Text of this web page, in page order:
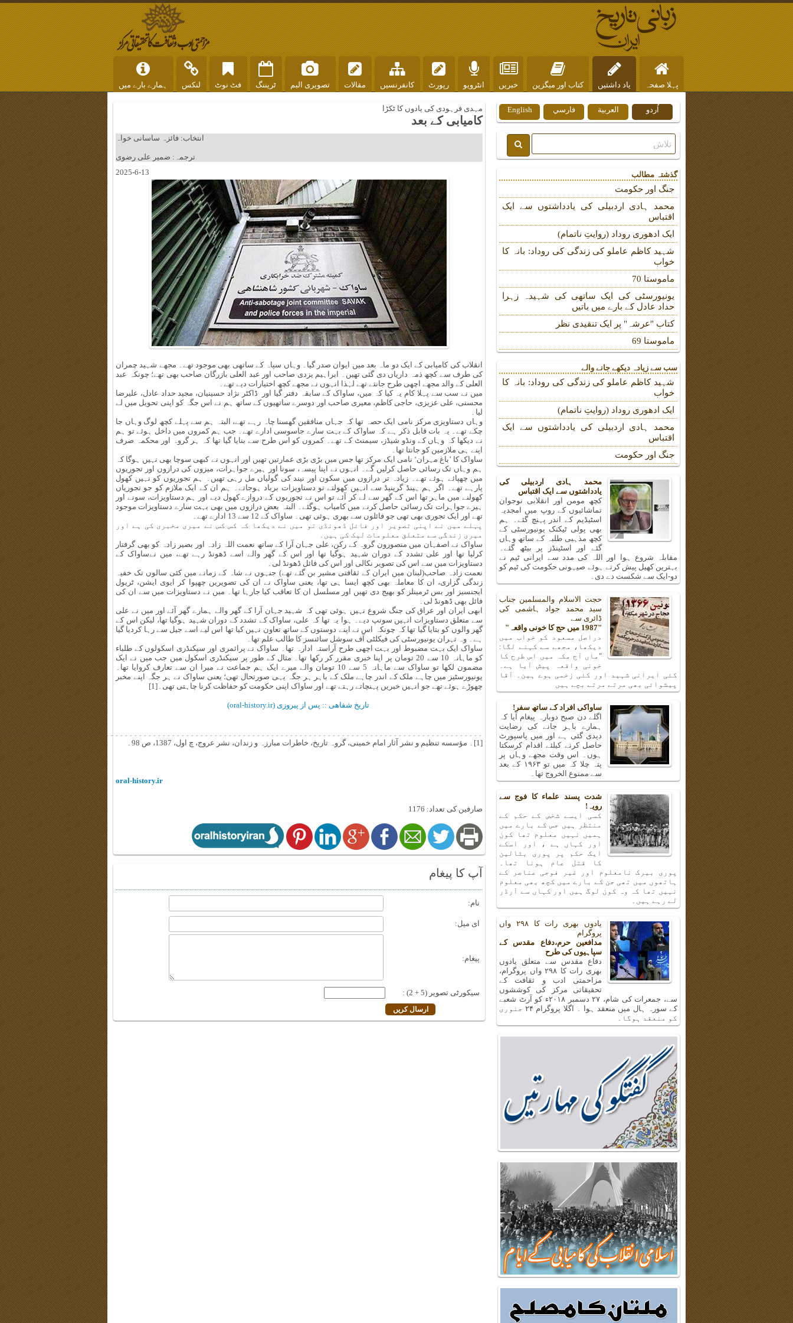
پہلا صفحہ یاد داشتیں کتاب اور میگزین خبریں انٹرویو رپورٹ کانفرنسیں مقالات تصویری البم ٹریننگ فٹ نوٹ لنکس ہمارے بارے میں
مہدی فرہودی کی یادوں کا ٹکڑا
کامیابی کے بعد
انتخاب: فائزہ ساسانی خواہ
ترجمہ: ضمیر علی رضوی
2025-6-13
انقلاب کی کامیابی کے ایک دو ماہ بعد میں ایوان صدر گیا۔ وہاں سپاہ کے ساتھی بھی موجود تھے۔ مجھے شہید چمران
کی طرف سے کچھ ذمہ داریاں دی گئی تھیں۔ ابراہیم یزدی صاحب اور عبد العلی بازرگان صاحب بھی تھے؛ چونکہ عبد
العلی کے والد مجھے اچھی طرح جانتے تھے لہٰذا انہوں نے مجھے کچھ اختیارات دیے تھے۔
میں نے سب سے پہلا کام یہ کیا کہ میں، ساواک کے سابقہ دفتر گیا اور ڈاکٹر نژاد حسینیان، مجید حداد عادل، علیرضا
محسنی، علی عزیزی، حاجی کاظم، معیری صاحب اور دوسرے ساتھیوں کے ساتھ ہم نے اس جگہ کو اپنی تحویل میں لے
لیا۔
وہاں دستاویزی مرکز نامی ایک حصہ تھا کہ جہاں منافقین گھسنا چاہ رہے تھے، البتہ ہم سے پہلے کچھ لوگ وہاں جا
چکے تھے۔ یہ بات قابل ذکر ہے کہ ساواک کے بہت سارے جاسوسی ادارے تھے۔ جب ہم کمروں میں داخل ہوئے تو ہم
نے دیکھا کہ وہاں کے ونڈو شیڈز، سیمنٹ کے تھے۔ کمروں کو اس طرح سے بنایا گیا تھا کہ ہر گروہ اور محکمہ صرف
اپنے ہی ملازمین کو جانتا تھا۔
ساواک کا ’باغ مہران‘ نامی ایک مرکز تھا جس میں بڑی بڑی عمارتیں تھیں اور انہوں نے کبھی سوچا بھی نہیں ہوگا کہ
ہم وہاں تک رسائی حاصل کرلیں گے۔ انہوں نے اپنا پیسہ، سونا اور ہیرے جواہرات، میزوں کی درازوں اور تجوریوں
میں چھپائے ہوئے تھے۔ زیادہ تر درازوں میں سکون اور نیند کی گولیاں مل رہی تھیں۔ ہم تجوریوں کو نہیں کھول
پارہے تھے۔ اگر ہم ہینڈ گرینیڈ سے انہیں کھولتے تو دستاویزات برباد ہوجاتے۔ ہم ان کے ایک ملازم کو جو تجوریاں
کھولنے میں ماہر تھا اس کے گھر سے لے کر آئے تو اس نے تجوریوں کے دروازے کھول دیے اور ہم دستاویزات، سونے اور
ہیرے جواہرات تک رسائی حاصل کرنے میں کامیاب ہوگئے۔ البتہ بعض درازوں میں بھی بہت سارے دستاویزات موجود
تھے اور ایک تجوری بھی تھی جو فائلوں سے بھری ہوئی تھی۔ ساواک کے 12 سے 13 ادارے تھے۔
پہلے میں نے اپنی تصویر اور فائل ڈھونڈی تو میں نے دیکھا کہ کس کس نے میری مخبری کی ہے اور
میری زندگی سے متعلق معلومات لیک کی ہیں۔
ساواک نے اصفہان میں منصورون گروہ کے رکن، علی جہان آرا کے ساتھ نعمت اللہ زادہ اور بصیر زادہ کو بھی گرفتار
کرلیا تھا اور علی تشدد کے دوران شہید ہوگیا تھا اور اس کے گھر والے اسے ڈھونڈ رہے تھے، میں نےساواک کے
دستاویزات میں سے اس کی تصویر نکالی اور اس کی فائل ڈھونڈ لی۔
نعمت زادہ صاحب(لبنان میں ایران کے ثقافتی مشیر بن گئے تھے) جنہوں نے شاہ کے زمانے میں کئی سالوں تک خفیہ
زندگی گزاری، ان کا معاملہ بھی کچھ ایسا ہی تھا، یعنی ساواک نے ان کی تصویریں چھپوا کر ایوی ایشن، ٹریول
ایجنسیز اور بس ٹرمینلز کو بھیج دی تھیں اور مسلسل ان کا تعاقب کیا جارہا تھا۔ میں نے دستاویزات میں سے ان کی
فائل بھی ڈھونڈ لی۔
ابھی ایران اور عراق کی جنگ شروع نہیں ہوئی تھی کہ شہید جہان آرا کے گھر والے ہمارے گھر آئے اور میں نے علی
سے متعلق دستاویزات انہیں سونپ دیے۔ ہوا یہ تھا کہ علی، ساواک کے تشدد کے دوران شہید ہوگیا تھا، لیکن اس کے
گھر والوں کو بتایا گیا تھا کہ چونکہ اس نے اپنے دوستوں کے ساتھ تعاون نہیں کیا تھا اس لیے اسے جیل سے رہا کردیا گیا
ہے۔ وہ تہران یونیورسٹی کی فیکلٹی آف سوشل سائنسز کا طالب علم تھا۔
ساواک ایک بہت مضبوط اور بہت اچھی طرح آراستہ ادارہ تھا۔ ساواک نے پرائمری اور سیکنڈری اسکولوں کے طلباء
کو ماہانہ 10 سے 20 تومان پر اپنا خبری مقرر کر رکھا تھا۔ مثال کے طور پر سیکنڈری اسکول میں جب میں نے ایک
مضمون لکھا تو ساواک سے ماہانہ 5 سے 10 تومان والے میرے ایک ہم جماعت نے میرا ان سے تعارف کروایا تھا۔
یونیورسٹیز میں چاہے ملک کے اندر چاہے ملک کے باہر ہر جگہ یہی صورتحال تھی؛ یعنی ساواک نے ہر جگہ اپنے مخبر
چھوڑے ہوئے تھے جو انہیں خبریں پہنچاتے رہتے تھے اور ساواک اپنی حکومت کو حفاظت کرنا چاہتی تھی۔[1]
تاریخ شفاھی :: پس از پیروزی (oral-history.ir)
[1]۔ مؤسسه تنظیم و نشر آثار امام خمینی، گروہ تاریخ، خاطرات مبارزہ و زندان، نشر عروج، چ اول، 1387، ص 98۔
oral-history.ir
صارفین کی تعداد: 1176
آپ کا پیغام
نام:
ای میل:
پیغام:
سیکورٹی تصویر (5 + 2) :
English فارسي العربية اُردو
گذشتہ مطالب
جنگ اور حکومت
محمد ہادی اردبیلی کی یادداشتوں سے ایک
اقتباس
ایک ادھوری روداد (روایتِ ناتمام)
شہید کاظم عاملو کی زندگی کی روداد: بانہ کا
خواب
ماموستا 70
یونیورسٹی کی ایک ساتھی کی شہیدہ زہرا
حداد عادل کے بارے میں باتیں
کتاب "عرشہ" پر ایک تنقیدی نظر
ماموستا 69
سب سے زیادہ دیکھے جانے والے
شہید کاظم عاملو کی زندگی کی روداد: بانہ کا
خواب
ایک ادھوری روداد (روایتِ ناتمام)
محمد ہادی اردبیلی کی یادداشتوں سے ایک
اقتباس
جنگ اور حکومت
محمد ہادی اردبیلی کی
یادداشتوں سے ایک اقتباس
کچھ مومن اور انقلابی نوجوان
تماشائیوں کے روپ میں امجدیہ
اسٹیڈیم کے اندر پہنچ گئے۔ ہم
بھی پولی ٹیکنک یونیورسٹی کے
کچھ مذہبی طلبہ کے ساتھ وہاں
گئے اور اسٹینڈز پر بیٹھ گئے۔
مقابلہ شروع ہوا اور اللہ کی مدد سے ایرانی ٹیم نے
بہترین کھیل پیش کرتے ہوئے صیہونی حکومت کی ٹیم کو
دو-ایک سے شکست دے دی۔
حجت الاسلام والمسلمین جناب
سید محمد جواد ہاشمی کی
ڈائری سے
"1987 میں حج کا خونی واقعہ"
دراصل مسعود کو خواب میں
دیکھا، مجھے سے کہنے لگا:
"ماں آج مکہ میں اس طرح کا
خونی واقعہ پیش آیا ہے۔
کئی ایرانی شہید اور کئی زخمی ہوے ہین۔ آقا
پیشوائی بھی مرتے مرتے بچے ہیں
ساواکی افراد کے ساتھ سفر!
اگلے دن صبح دوبارہ پیغام آیا کہ
ہمارے باہر جانے کی رضایت
دیدی گئی ہے اور میں پاسپورٹ
حاصل کرنے کیلئے اقدام کرسکتا
ہوں۔ اس وقت مجھے وہاں پر
پتہ چلا کہ میں تو ۱۹۶۳ کے بعد
سے ممنوع الخروج تھا۔
شدت پسند علماء کا فوج سے
رویہ!
کسی ایسے شخص کے حکم کے
منتظر ہیں جس کے بارے میں
ہمیں نہیں معلوم تھا کون
اور کہاں ہے ، اور اسکے
ایک حکم پر پوری بٹالین
کا قتل عام ہونا تھا۔
پوری بیرک نامعلوم اور غیر فوجی عناصر کے
ہاتھوں میں تھی جن کے بارے میں کچھ بھی معلوم
نہیں تھا کہ وہ کون لوگ ہیں اور کہاں سے آرڈر
لے رہے ہیں۔
یادوں بھری رات کا ۲۹۸ واں
پروگرام
مدافعین حرم،دفاع مقدس کے
سپاہیوں کی طرح
دفاع مقدس سے متعلق یادوں
بھری رات کا ۲۹۸ واں پروگرام،
مزاحمتی ادب و ثقافت کے
تحقیقاتی مرکز کی کوششوں
سے، جمعرات کی شام، ۲۷ دسمبر ۲۰۱۸ء کو آرٹ شعبے
کے سورہ ہال میں منعقد ہوا ۔ اگلا پروگرام ۲۴ جنوری
کو منعقد ہوگا۔